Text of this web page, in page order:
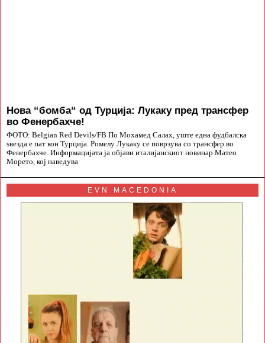
Нова “бомба“ од Турција: Лукаку пред трансфер
во Фенербахче!
ФОТО: Belgian Red Devils/FB По Мохамед Салах, уште една фудбалска
ѕвезда е пат кон Турција. Ромелу Лукаку се поврзува со трансфер во
Фенербахче. Информацијата ја објави италијанскиот новинар Матео
Морето, кој наведува
EVN MACEDONIA